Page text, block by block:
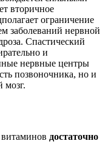
вторичное
ограничение
заболеваний нервной
Спастический
и
нервные центры
позвоночника, но и
мозг.
достаточно